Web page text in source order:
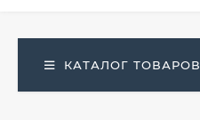
КАТАЛОГ ТОВАРОВ